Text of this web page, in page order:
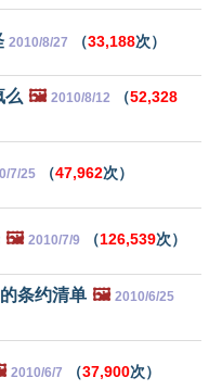
2010/8/27 （33,188次）
么 🖼️ 2010/8/12 （52,328
7/25 （47,962次）
🖼️ 2010/7/9 （126,539次）
条约清单 🖼️ 2010/6/25
2010/6/7 （37,900次）